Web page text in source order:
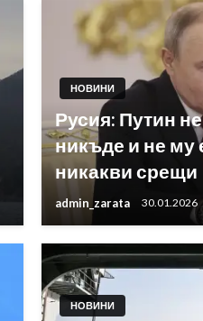
НОВИНИ
Русия: Путин
никъде и не му
никакви срещи
admin_zarata 30.01.2026
НОВИНИ